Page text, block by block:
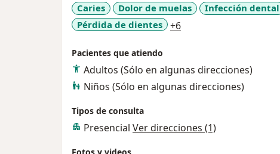
Caries Dolor de muelas Infección dental
Pérdida de dientes
+6a11y_sr_more_diseases
Pacientes que atiendo
Adultos (Sólo en algunas direcciones)
Niños (Sólo en algunas direcciones)
Tipos de consulta
Presencial Ver direcciones (1)